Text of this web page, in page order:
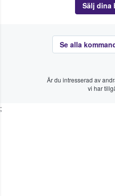
Sälj dina
Se alla
Är du intresserad av
vi har
;